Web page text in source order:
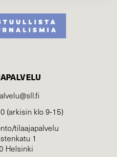
(arkisin klo 9-15)
tilaajapalvelu
1
Helsinki